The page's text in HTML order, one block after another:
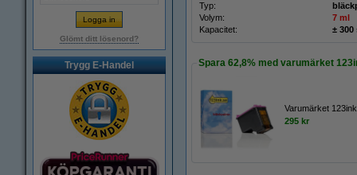
Glömt ditt lösenord?
Trygg E-Handel
Typ:
Volym:
7 ml
Kapacitet:
± 300
Spara 62,8% med varumärket
Varumärket
295 kr